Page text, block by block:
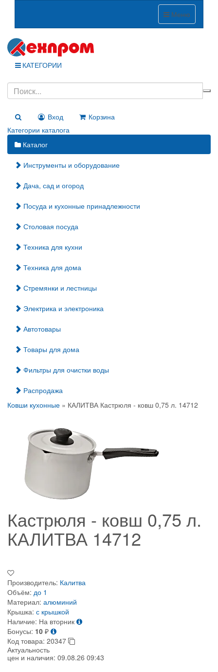
Меню
КАТЕГОРИИ
Вход
Корзина
Категории каталога
Каталог
Инструменты и оборудование
Дача, сад и огород
Посуда и кухонные принадлежности
Столовая посуда
Техника для кухни
Техника для дома
Стремянки и лестницы
Электрика и электроника
Автотовары
Товары для дома
Фильтры для очистки воды
Распродажа
Ковши кухонные » КАЛИТВА Кастрюля - ковш 0,75 л. 14712
Кастрюля - ковш 0,75 л.
КАЛИТВА 14712
Производитель: Калитва
Объём: до 1
Материал: алюминий
Крышка: с крышкой
Наличие: На вторник
Бонусы: 10 ₽
Код товара: 20347
Актуальность
цен и наличия: 09.08.26 09:43